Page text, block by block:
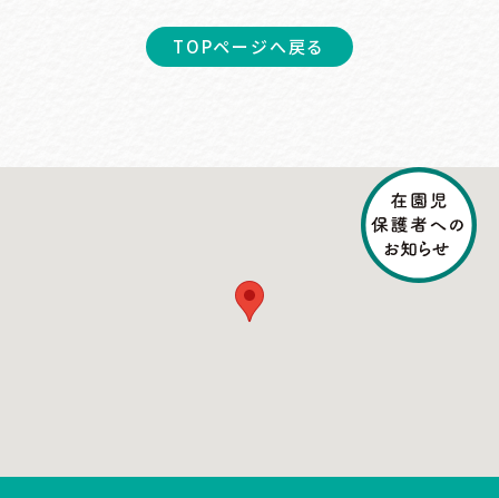
TOPページへ戻る